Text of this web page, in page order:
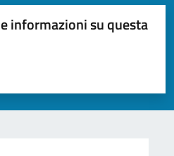
informazioni su questa
su 5
5